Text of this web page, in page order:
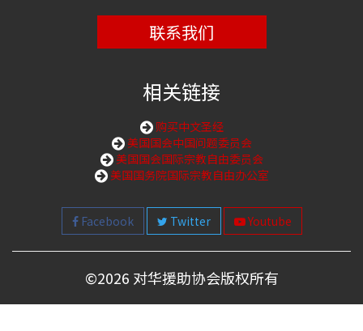
联系我们
相关链接
购买中文圣经
美国国会中国问题委员会
美国国会国际宗教自由委员会
美国国务院国际宗教自由办公室
Facebook Twitter Youtube
©2026 对华援助协会版权所有